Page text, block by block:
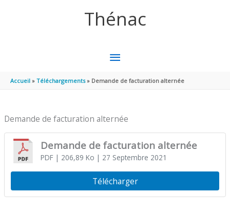
Thénac
MENU
PRINCIPAL
Accueil Téléchargements Demande de facturation alternée
Demande de facturation alternée
Demande de facturation alternée
PDF| 206,89 Ko | 27 Septembre 2021
Télécharger